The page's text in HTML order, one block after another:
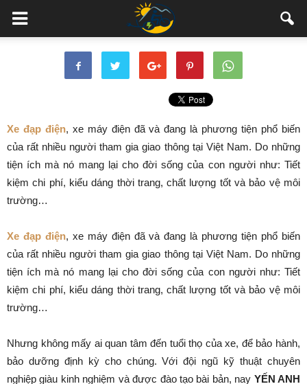
Xe đạp điện, xe máy điện đã và đang là phương tiện phổ biến
của rất nhiều người tham gia giao thông tại Việt Nam. Do những
tiện ích mà nó mang lại cho đời sống của con người như: Tiết
kiệm chi phí, kiểu dáng thời trang, chất lượng tốt và bảo vệ môi
trường…
Xe đạp điện, xe máy điện đã và đang là phương tiện phổ biến
của rất nhiều người tham gia giao thông tại Việt Nam. Do những
tiện ích mà nó mang lại cho đời sống của con người như: Tiết
kiệm chi phí, kiểu dáng thời trang, chất lượng tốt và bảo vệ môi
trường…
Nhưng không mấy ai quan tâm đến tuổi thọ của xe, để bảo hành,
bảo dưỡng định kỳ cho chúng. Với đội ngũ kỹ thuật chuyên
nghiệp giàu kinh nghiệm và được đào tạo bài bản, nay YẾN ANH